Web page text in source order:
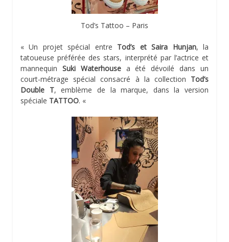
Tod’s Tattoo – Paris
« Un projet spécial entre Tod’s et Saira Hunjan, la
tatoueuse préférée des stars, interprété par l’actrice et
mannequin Suki Waterhousea été dévoilé dans un
court-métrage spécial consacré à la collection Tod’s
Double T, emblème de la marque, dans la version
spéciale TATTOO. «